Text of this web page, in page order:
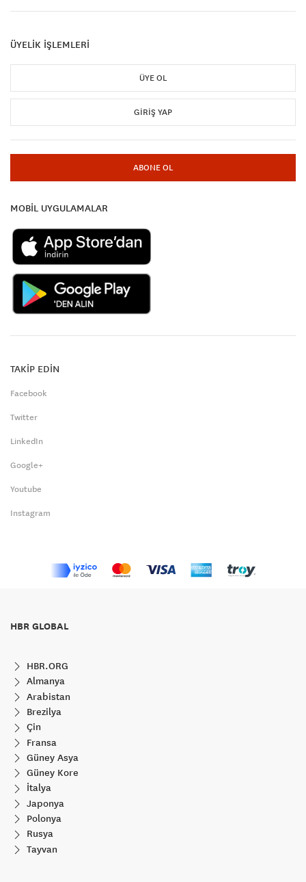
ÜYELİK İŞLEMLERİ
ÜYE OL
GIRIŞ YAP
ABONE OL
MOBİL UYGULAMALAR
TAKİP EDİN
Facebook
Twitter
LinkedIn
Google+
Youtube
Instagram
HBR GLOBAL
HBR.ORG
Almanya
Arabistan
Brezilya
Çin
Fransa
Güney Asya
Güney Kore
İtalya
Japonya
Polonya
Rusya
Tayvan